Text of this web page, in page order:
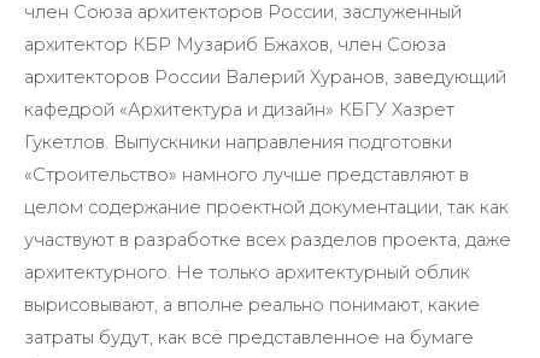
член Союза архитекторов России, заслуженный
архитектор КБР Музариб Бжахов, член Союза
архитекторов России Валерий Хуранов, заведующий
кафедрой «Архитектура и дизайн» КБГУ Хазрет
Гукетлов. Выпускники направления подготовки
«Строительство» намного лучше представляют в
целом содержание проектной документации, так как
участвуют в разработке всех разделов проекта, даже
архитектурного. Не только архитектурный облик
вырисовывают, а вполне реально понимают, какие
затраты будут, как всё представленное на бумаге